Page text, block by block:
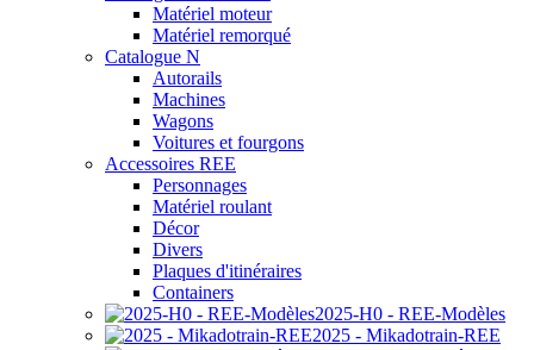
Matériel moteur
Matériel remorqué
Catalogue N
Autorails
Machines
Wagons
Voitures et fourgons
Accessoires REE
Personnages
Matériel roulant
Décor
Divers
Plaques d'itinéraires
Containers
2025-H0 - REE-Modèles
2025 - Mikadotrain-REE